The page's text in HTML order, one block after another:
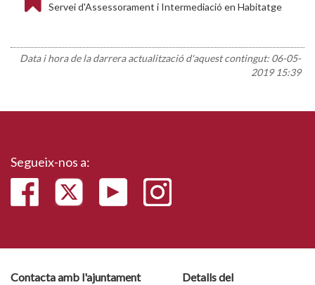
Servei d'Assessorament i Intermediació en Habitatge
Data i hora de la darrera actualització d'aquest contingut: 06-05-
2019 15:39
Segueix-nos a:
Contacta amb l'ajuntament
Detalls del